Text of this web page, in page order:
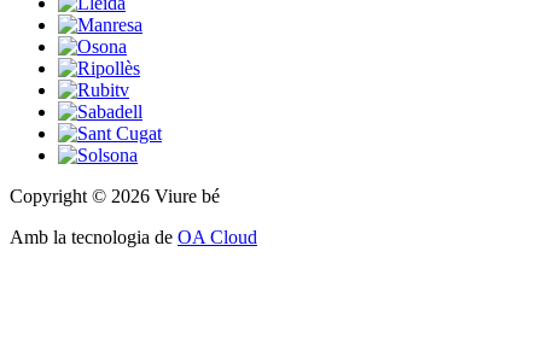
Copyright © 2026 Viure bé
Amb la tecnologia de OA Cloud